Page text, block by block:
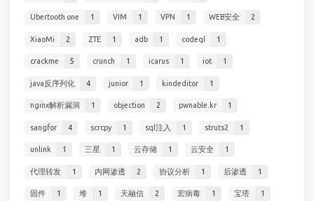
Ubertooth one 1 VIM 1 VPN 1 WEB安全 2
XiaoMi 2 ZTE 1 adb 1 codeql 1
crackme 5 crunch 1 icarus 1 iot 1
java反序列化 4 junior 1 kindeditor 1
nginx解析漏洞 1 objection 2 pwnable.kr 1
sangfor 4 scrcpy 1 sql注入 1 struts2 1
unlink 1 三星 1 云存储 1 云安全 1
代理转发 1 内网渗透 2 协议分析 1 后渗透 1
固件 1 堆 1 天融信 2 宏病毒 1 宝塔 1